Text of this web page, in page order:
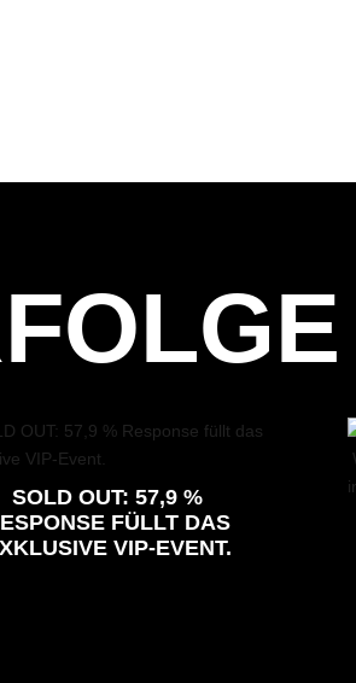
SOLD OUT: 57,9 %
FÜLLT DAS
VIP-EVENT.